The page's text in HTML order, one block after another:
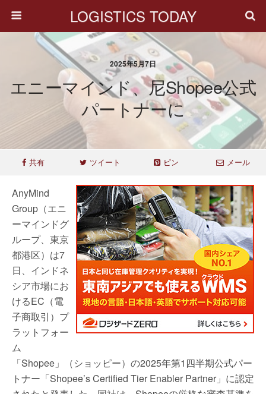
LOGISTICS TODAY
2025年5月7日
エニーマインド、尼Shopee公式
パートナーに
共有 ツイート ピン メール
AnyMind
Group（エニ
ーマインドグ
ループ、東京
都港区）は7
日、インドネ
シア市場にお
けるEC（電
子商取引）プ
ラットフォー
ム
「Shopee」（ショッピー）の2025年第1四半期公式パー
トナー「Shopee’s Certified Tier Enabler Partner」に認定